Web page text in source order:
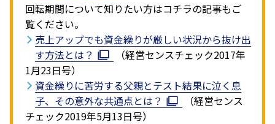
回転期間について知りたい方はコチラの記事もご
覧ください。
売上アップでも資金繰りが厳しい状況から抜け出
す方法とは？
（経営センスチェック2017年
1月23日号）
資金繰りに苦労する父親とテスト結果に泣く息
子、その意外な共通点とは？
（経営センス
チェック2019年5月13日号）